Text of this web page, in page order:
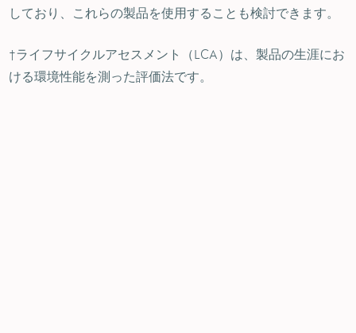
しており、これらの製品を使用することも検討できます。
†ライフサイクルアセスメント（LCA）は、製品の生涯にお
ける環境性能を測った評価法です。